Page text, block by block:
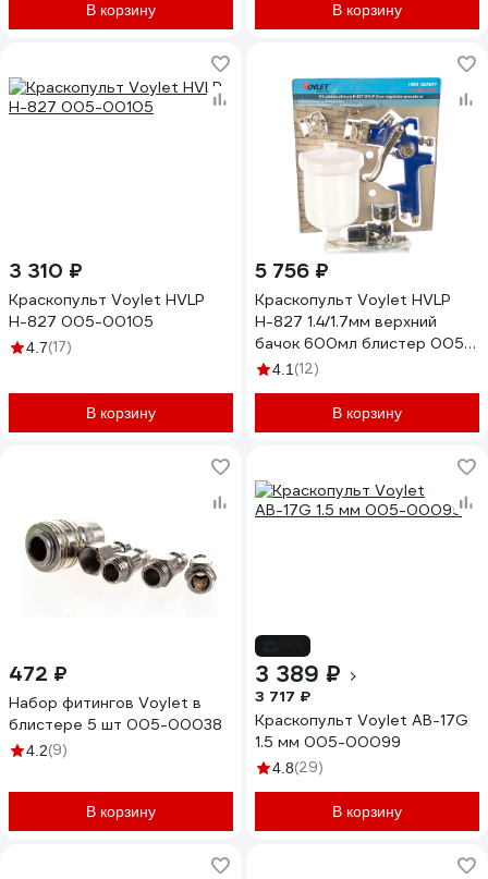
В корзину В корзину
3 310 ₽
Краскопульт Voylet HVLP
Н-827 005-00105
4.7(17)
В корзину
5 756 ₽
Краскопульт Voylet HVLP
Н-827 1.4/1.7мм верхний
бачок 600мл блистер 005-
00104
4.1 (12)
В корзину
472 ₽
Набор фитингов Voylet в
блистере 5 шт 005-00038
4.2(9)
В корзину
3 389 ₽
3 717 ₽
Краскопульт Voylet АВ-17G
1.5 мм 005-00099
4.8(29)
В корзину